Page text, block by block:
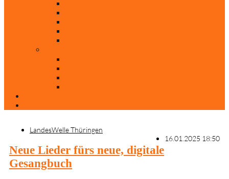
LandesWelle Thüringen
16.01.2025 18:50
Neue Lieder fürs neue, digitale
Gesangbuch